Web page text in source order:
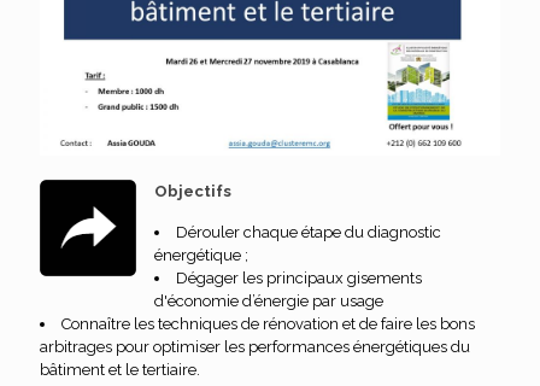
Objectifs
Dérouler chaque étape du diagnostic
énergétique ;
Dégager les principaux gisements
d'économie d’énergie par usage
Connaître les techniques de rénovation et de faire les bons
arbitrages pour optimiser les performances énergétiques du
bâtiment et le tertiaire.